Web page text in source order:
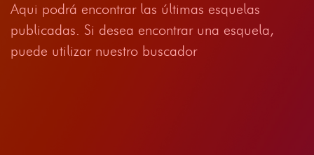
Aqui podrá encontrar las últimas esquelas
publicadas. Si desea encontrar una esquela,
puede utilizar nuestro buscador